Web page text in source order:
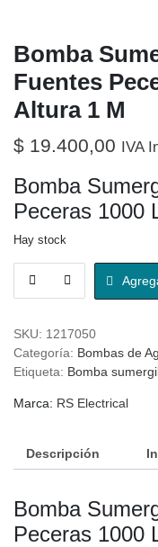
Bomba
Fuentes
Altura 1 M
$ 19.400,00 IVA
Bomba
Peceras 1000
Hay stock
SKU: 1217050
Categoría: Bombas de
Etiqueta: Bomba
Marca: RS Electrical
Descripción
Bomba
Peceras 1000